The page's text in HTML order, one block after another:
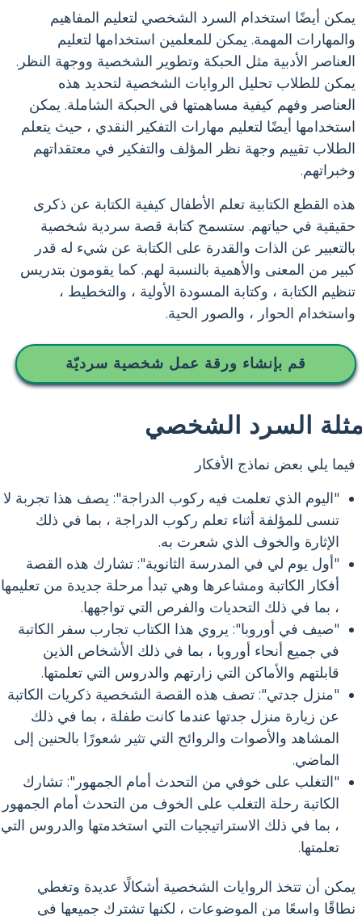
يمكن أيضًا استخدام السرد الشخصي لتعليم المفاهيم
والمهارات المهمة. يمكن للمعلمين استخدامها لتعليم
العناصر الأدبية مثل الحبكة وتطوير الشخصية ووجهة النظر.
يمكن للطلاب تحليل الروايات الشخصية لتحديد هذه
العناصر وفهم كيفية مساهمتها في الحبكة الشاملة. يمكن
استخدامها أيضًا لتعليم مهارات التفكير النقدي ، حيث يتعلم
الطلاب تقييم وجهة نظر المؤلف والتفكير في معتقداتهم
وخبراتهم.
هذه القطع الكتابية تعلم الأطفال كيفية الكتابة عن ذكرى
حقيقية في حياتهم. ستسمح كتابة قصة سردية شخصية
بالتعبير عن الذات والقدرة على الكتابة عن شيء له قدر
كبير من المعنى والأهمية بالنسبة لهم. كما يقومون بتدريس
تنظيم الكتابة ، وكتابة المسودة الأولية ، والتخطيط ،
واستخدام الحوار ، والصور الحية.
قم بإنشاء ورقة عمل شخصية سرديّة
السرد الشخصي
فيما يلي بعض نماذج الأفكار
"اليوم الذي تعلمت فيه ركوب الدراجة": يصف هذا تجربة لا
تنسى للمؤلفة أثناء تعلم ركوب الدراجة ، بما في ذلك
الإثارة والخوف الذي شعرت به.
"أول يوم لي في المدرسة الثانوية": تشارك هذه القصة
أفكار الكاتبة ومشاعرها وهي تبدأ مرحلة جديدة من تعليمها
، بما في ذلك التحديات والفرص التي تواجهها.
"صيف في أوروبا": يروي هذا الكتاب تجارب سفر الكاتبة
في جميع أنحاء أوروبا ، بما في ذلك الأشخاص الذين
قابلتهم والأماكن التي زارتهم والدروس التي تعلمتها.
"منزل جدتي": تصف هذه القصة الشخصية ذكريات الكاتبة
عن زيارة منزل جدتها عندما كانت طفلة ، بما في ذلك
المشاهد والأصوات والروائح التي تثير شعورًا بالحنين إلى
الماضي.
"التغلب على خوفي من التحدث أمام الجمهور": تشارك
الكاتبة رحلة التغلب على الخوف من التحدث أمام الجمهور
، بما في ذلك الاستراتيجيات التي استخدمتها والدروس التي
تعلمتها.
يمكن أن تتخذ الروايات الشخصية أشكالًا عديدة وتغطي
نطاقًا واسعًا من الموضوعات ، لكنها تشترك جميعها في